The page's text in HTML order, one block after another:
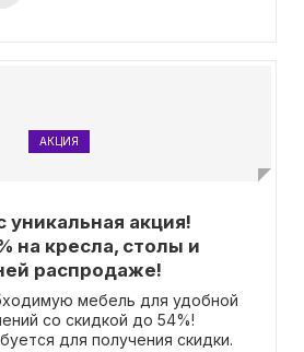
АКЦИЯ
уникальная акция!
на кресла, столы и
распродаже!
мебель для удобной
со скидкой до 54%!
для получения скидки.